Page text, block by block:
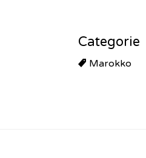
Categorie
Marokko